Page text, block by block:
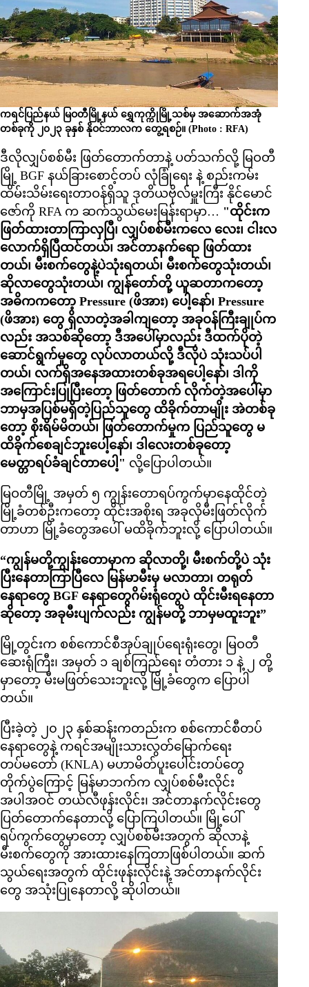
ကရင်ပြည်နယ် မြဝတီမြို့နယ် ရွှေကုက္ကိုမြို့သစ်မှ အဆောက်အအုံ
တစ်ခုကို ၂၀၂၃ ခုနှစ် နိုဝင်ဘာလက တွေ့ရစဉ်။ (Photo : RFA)
ဒီလိုလျှပ်စစ်မီး ဖြတ်တောက်တာနဲ့ ပတ်သက်လို့ မြဝတီ
မြို့ BGF နယ်ခြားစောင့်တပ် လုံခြုံရေး နဲ့ စည်းကမ်း
ထိမ်းသိမ်းရေးတာဝန်ရှိသူ ဒုတိယဗိုလ်မှူးကြီး နိုင်မောင်
ဇော်ကို RFA က ဆက်သွယ်မေးမြန်းရာမှာ… "ထိုင်းက
ဖြတ်ထားတာကြာလှပြီ၊ လျှပ်စစ်မီးကလေ လေး၊ ငါးလ
လောက်ရှိပြီထင်တယ်၊ အင်တာနက်ရော ဖြတ်ထား
တယ်၊ မီးစက်တွေနဲ့ပဲသုံးရတယ်၊ မီးစက်တွေသုံးတယ်၊
ဆိုလာတွေသုံးတယ်၊ ကျွန်တော်တို့ ယူဆတာကတော့
အဓိကကတော့ Pressure (ဖိအား) ပေါ့နော်၊ Pressure
(ဖိအား) တွေ ရှိလာတဲ့အခါကျတော့ အခုဝန်ကြီးချုပ်က
လည်း အသစ်ဆိုတော့ ဒီအပေါ်မှာလည်း ဒီထက်ပိုတဲ့
ဆောင်ရွက်မှုတွေ လုပ်လာတယ်လို့ ဒီလိုပဲ သုံးသပ်ပါ
တယ်၊ လက်ရှိအနေအထားတစ်ခုအရပေါ့နော်၊ ဒါကို
အကြောင်းပြုပြီးတော့ ဖြတ်တောက် လိုက်တဲ့အပေါ်မှာ
ဘာမှအပြစ်မရှိတဲ့ပြည်သူတွေ ထိခိုက်တာမျိုး အဲတစ်ခု
တော့ စိုးရိမ်မိတယ်၊ ဖြတ်တောက်မှုက ပြည်သူတွေ မ
ထိခိုက်စေချင်ဘူးပေါ့နော်၊ ဒါလေးတစ်ခုတော့
မေတ္တာရပ်ခံချင်တာပေါ့" လို့ပြောပါတယ်။
မြဝတီမြို့ အမှတ် ၅ ကျွန်းတောရပ်ကွက်မှာနေထိုင်တဲ့
မြို့ခံတစ်ဦးကတော့ ထိုင်းအစိုးရ အခုလိုမီးဖြတ်လိုက်
တာဟာ မြို့ခံတွေအပေါ် မထိခိုက်ဘူးလို့ ပြောပါတယ်။
“ကျွန်မတို့ကျွန်းတောမှာက ဆိုလာတို့၊ မီးစက်တို့ပဲ သုံး
ပြီးနေတာကြာပြီလေ မြန်မာမီးမှ မလာတာ၊ တရုတ်
နေရာတွေ BGF နေရာတွေဂိမ်းရုံတွေပဲ ထိုင်းမီးရနေတာ
ဆိုတော့ အခုမီးပျက်လည်း ကျွန်မတို့ ဘာမှမထူးဘူး”
မြို့တွင်းက စစ်ကောင်စီအုပ်ချုပ်ရေးရုံးတွေ၊ မြဝတီ
ဆေးရုံကြီး၊ အမှတ် ၁ ချစ်ကြည်ရေး တံတား ၁ နဲ့ ၂ တို့
မှာတော့ မီးမဖြတ်သေးဘူးလို့ မြို့ခံတွေက ပြောပါ
တယ်။
ပြီးခဲ့တဲ့ ၂၀၂၃ နှစ်ဆန်းကတည်းက စစ်ကောင်စီတပ်
နေရာတွေနဲ့ ကရင်အမျိုးသားလွတ်မြောက်ရေး
တပ်မတော် (KNLA) မဟာမိတ်ပူးပေါင်းတပ်တွေ
တိုက်ပွဲကြောင့် မြန်မာဘက်က လျှပ်စစ်မီးလိုင်း
အပါအဝင် တယ်လီဖုန်းလိုင်း၊ အင်တာနက်လိုင်းတွေ
ပြတ်တောက်နေတာလို့ ပြောကြပါတယ်။ မြို့ပေါ်
ရပ်ကွက်တွေမှာတော့ လျှပ်စစ်မီးအတွက် ဆိုလာနဲ့
မီးစက်တွေကို အားထားနေကြတာဖြစ်ပါတယ်။ ဆက်
သွယ်ရေးအတွက် ထိုင်းဖုန်းလိုင်းနဲ့ အင်တာနက်လိုင်း
တွေ အသုံးပြုနေတာလို့ ဆိုပါတယ်။